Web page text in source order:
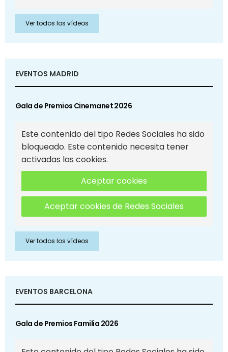
Ver todos los vídeos
EVENTOS MADRID
Gala de Premios Cinemanet 2026
Este contenido del tipo Redes Sociales ha sido
bloqueado. Este contenido necesita tener
activadas las cookies.
Aceptar cookies
Aceptar cookies de Redes Sociales
Ver todos los vídeos
EVENTOS BARCELONA
Gala de Premios Familia 2026